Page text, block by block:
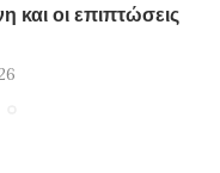
και οι επιπτώσεις